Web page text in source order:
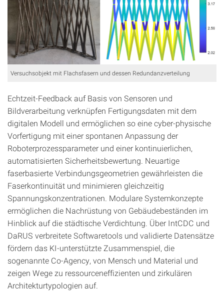
Versuchsobjekt mit Flachsfasern und dessen Redundanzverteilung
Echtzeit-Feedback auf Basis von Sensoren und
Bildverarbeitung verknüpfen Fertigungsdaten mit dem
digitalen Modell und ermöglichen so eine cyber-physische
Vorfertigung mit einer spontanen Anpassung der
Roboterprozessparameter und einer kontinuierlichen,
automatisierten Sicherheitsbewertung. Neuartige
faserbasierte Verbindungsgeometrien gewährleisten die
Faserkontinuität und minimieren gleichzeitig
Spannungskonzentrationen. Modulare Systemkonzepte
ermöglichen die Nachrüstung von Gebäudebeständen im
Hinblick auf die städtische Verdichtung. Über IntCDC und
DaRUS verbreitete Softwaretools und validierte Datensätze
fördern das KI-unterstützte Zusammenspiel, die
sogenannte Co-Agency, von Mensch und Material und
zeigen Wege zu ressourceneffizienten und zirkulären
Architekturtypologien auf.